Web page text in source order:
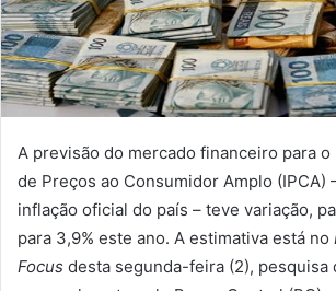
A previsão do mercado financeiro para o
de Preços ao Consumidor Amplo (IPCA)
inflação oficial do país – teve variação,
para 3,9% este ano. A estimativa está no
Focus desta segunda-feira (2), pesquisa